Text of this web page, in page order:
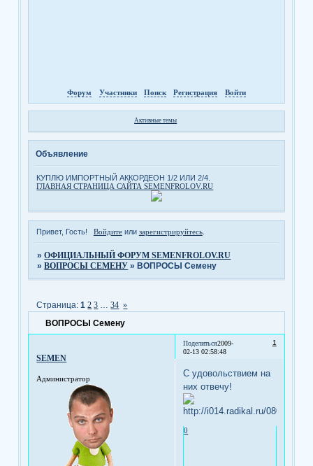
Форум Участники Поиск Регистрация Войти
Активные темы
Объявление
КУПЛЮ ИМПОРТНЫЙ АККОРДЕОН 1/2 ИЛИ 2/4.
ГЛАВНАЯ СТРАНИЦА САЙТА SEMENFROLOV.RU
Привет, Гость! Войдитеили зарегистрируйтесь.
»ОФИЦИАЛЬНЫЙ ФОРУМ SEMENFROLOV.RU
»ВОПРОСЫ СЕМЕНУ » ВОПРОСЫ Семену
ВОПРОСЫ Семену
Страница:1 2 3 … 34 »
Поделиться 1
2009-
02-13 02:58:48
SEMEN
Администратор
С удовольствием на
них отвечу!
0